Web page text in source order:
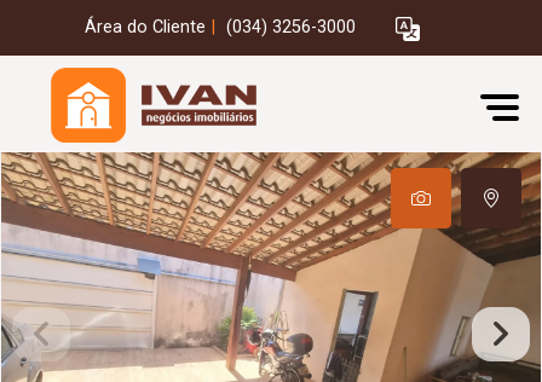
Área do Cliente (034) 3256-3000